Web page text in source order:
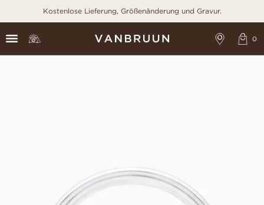
Kostenlose Lieferung, Größenänderung und Gravur.